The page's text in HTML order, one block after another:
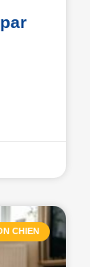
CHIEN